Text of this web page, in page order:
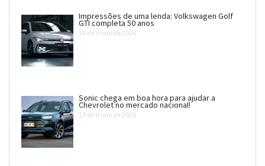
Impressões de uma lenda: Volkswagen Golf
GTI completa 50 anos
20 de maio de 2026
Sonic chega em boa hora para ajudar a
Chevrolet no mercado nacional!
19 de maio de 2026